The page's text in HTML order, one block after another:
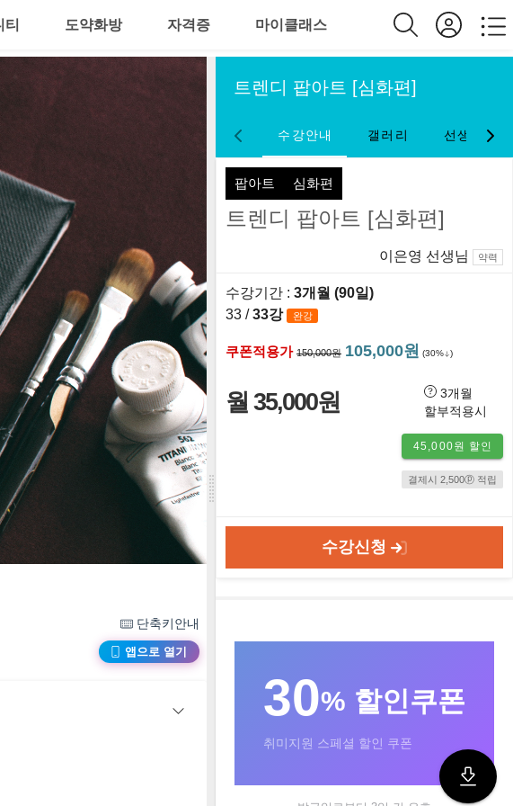
도약화방 자격증 마이클래스
단축키안내
앱으로 열기
트렌디 팝아트 [심화편]
수강안내 갤러리 선생님약력
팝아트 심화편
트렌디 팝아트 [심화편]
이은영 선생님 약력
수강기간 : 3개월 (90일)
33 /33강 완강
쿠폰적용가 150,000원 105,000원 (30% )
월 35,000원
3개월
할부적용시
45,000원 할인
결제시 2,500ⓟ 적립
수강신청
30% 할인쿠폰
취미지원 스페셜 할인 쿠폰